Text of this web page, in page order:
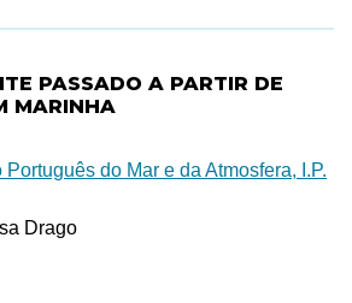
PASSADO A PARTIR DE
MARINHA
Português do Mar e da Atmosfera, I.P.
Drago